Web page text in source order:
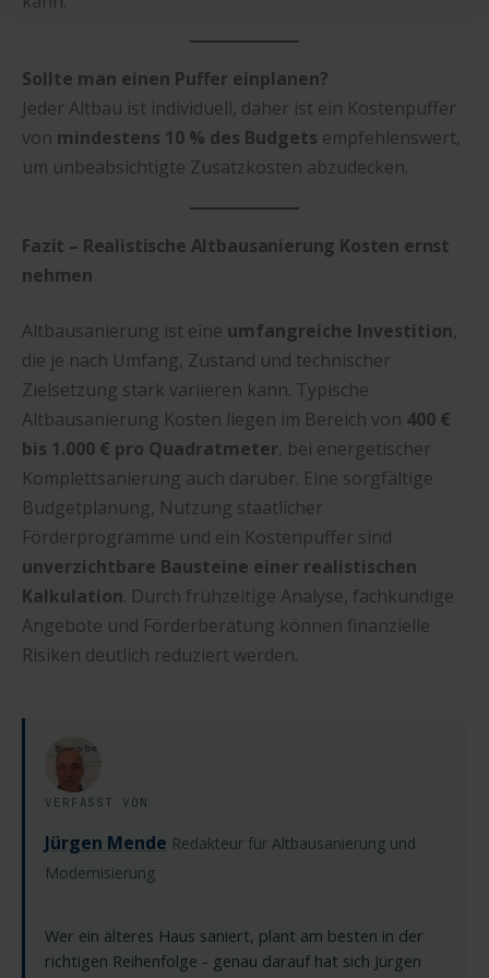
Sollte man einen Puffer einplanen?
Jeder Altbau ist individuell, daher ist ein Kostenpuffer
von mindestens 10 % des Budgets empfehlenswert,
um unbeabsichtigte Zusatzkosten abzudecken.
Fazit – Realistische Altbausanierung Kosten ernst
nehmen
Altbausanierung ist eine umfangreiche Investition,
die je nach Umfang, Zustand und technischer
Zielsetzung stark variieren kann. Typische
Altbausanierung Kosten liegen im Bereich von 400 €
bis 1.000 € pro Quadratmeter, bei energetischer
Komplettsanierung auch darüber. Eine sorgfältige
Budgetplanung, Nutzung staatlicher
Förderprogramme und ein Kostenpuffer sind
unverzichtbare Bausteine einer realistischen
Kalkulation. Durch frühzeitige Analyse, fachkundige
Angebote und Förderberatung können finanzielle
Risiken deutlich reduziert werden.
VERFASST VON
Jürgen Mende Redakteur für Altbausanierung und
Modernisierung
Wer ein älteres Haus saniert, plant am besten in der
richtigen Reihenfolge - genau darauf hat sich Jürgen